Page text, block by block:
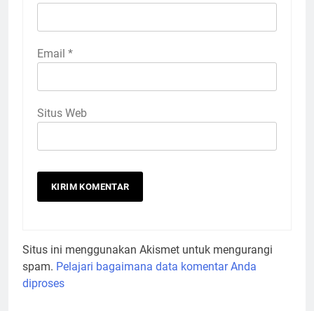
Email *
Situs Web
Situs ini menggunakan Akismet untuk mengurangi
spam. Pelajari bagaimana data komentar Anda
diproses